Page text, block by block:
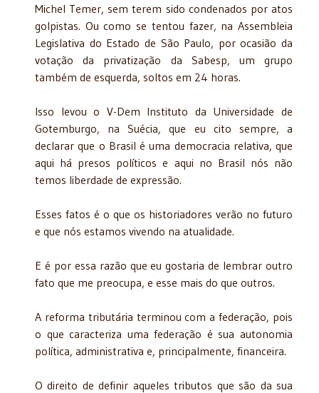
Michel Temer, sem terem sido condenados por atos
golpistas. Ou como se tentou fazer, na Assembleia
Legislativa do Estado de São Paulo, por ocasião da
votação da privatização da Sabesp, um grupo
também de esquerda, soltos em 24 horas.
Isso levou o V-Dem Instituto da Universidade de
Gotemburgo, na Suécia, que eu cito sempre, a
declarar que o Brasil é uma democracia relativa, que
aqui há presos políticos e aqui no Brasil nós não
temos liberdade de expressão.
Esses fatos é o que os historiadores verão no futuro
e que nós estamos vivendo na atualidade.
E é por essa razão que eu gostaria de lembrar outro
fato que me preocupa, e esse mais do que outros.
A reforma tributária terminou com a federação, pois
o que caracteriza uma federação é sua autonomia
política, administrativa e, principalmente, financeira.
O direito de definir aqueles tributos que são da sua